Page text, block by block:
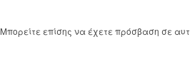
Μπορείτε επίσης να έχετε πρόσβαση σε